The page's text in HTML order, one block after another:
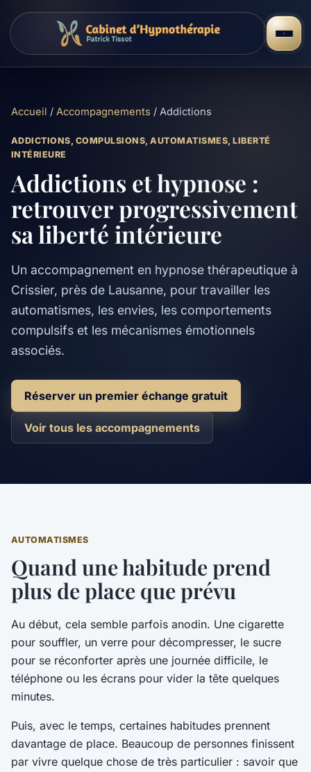
Accueil / Accompagnements / Addictions
ADDICTIONS, COMPULSIONS, AUTOMATISMES, LIBERTÉ
INTÉRIEURE
Addictions et hypnose :
retrouver progressivement
sa liberté intérieure
Un accompagnement en hypnose thérapeutique à
Crissier, près de Lausanne, pour travailler les
automatismes, les envies, les comportements
compulsifs et les mécanismes émotionnels
associés.
Réserver un premier échange gratuit
Voir tous les accompagnements
AUTOMATISMES
Quand une habitude prend
plus de place que prévu
Au début, cela semble parfois anodin. Une cigarette
pour souffler, un verre pour décompresser, le sucre
pour se réconforter après une journée difficile, le
téléphone ou les écrans pour vider la tête quelques
minutes.
Puis, avec le temps, certaines habitudes prennent
davantage de place. Beaucoup de personnes finissent
par vivre quelque chose de très particulier : savoir que